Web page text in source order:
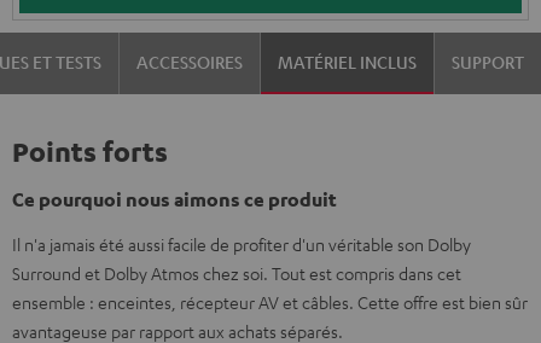
ET TESTS ACCESSOIRES MATÉRIEL INCLUS SUPPORT
Points forts
Ce pourquoi nous aimons ce produit
Il n'a jamais été aussi facile de profiter d'un véritable son Dolby
Surround et Dolby Atmos chez soi. Tout est compris dans cet
ensemble : enceintes, récepteur AV et câbles. Cette offre est bien sûr
avantageuse par rapport aux achats séparés.